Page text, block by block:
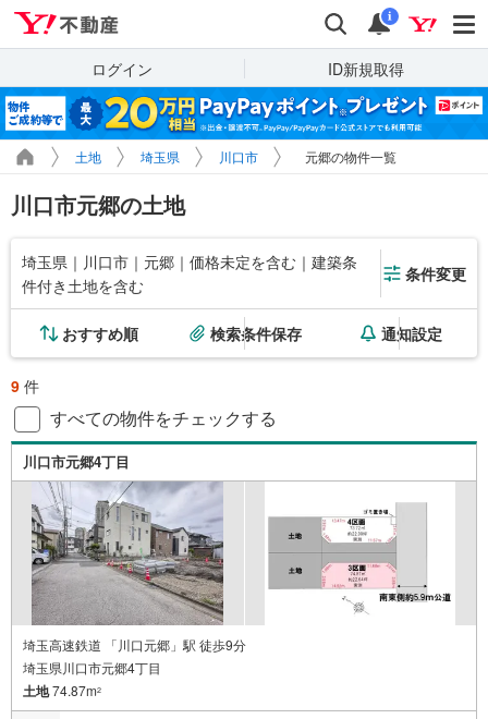
検索 通知
i
ログイン ID新規取得
土地 埼玉県 川口市 元郷の物件一覧
川口市元郷の土地
埼玉県｜川口市｜元郷｜価格未定を含む｜建築条
件付き土地を含む
条件変更
おすすめ順 検索条件保存 通知設定
9 件
すべての物件をチェックする
川口市元郷4丁目
埼玉高速鉄道 「川口元郷」駅 徒歩9分
埼玉県川口市元郷4丁目
土地74.87m2